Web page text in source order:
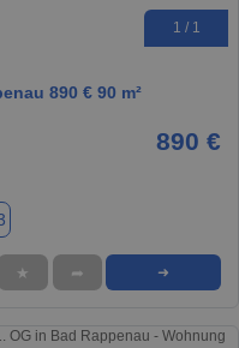
1 / 1
890 € 90 m²
890 €
★ ➦ ➜